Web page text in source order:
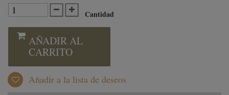
Cantidad
AÑADIR AL
CARRITO
Añadir a la lista de deseos